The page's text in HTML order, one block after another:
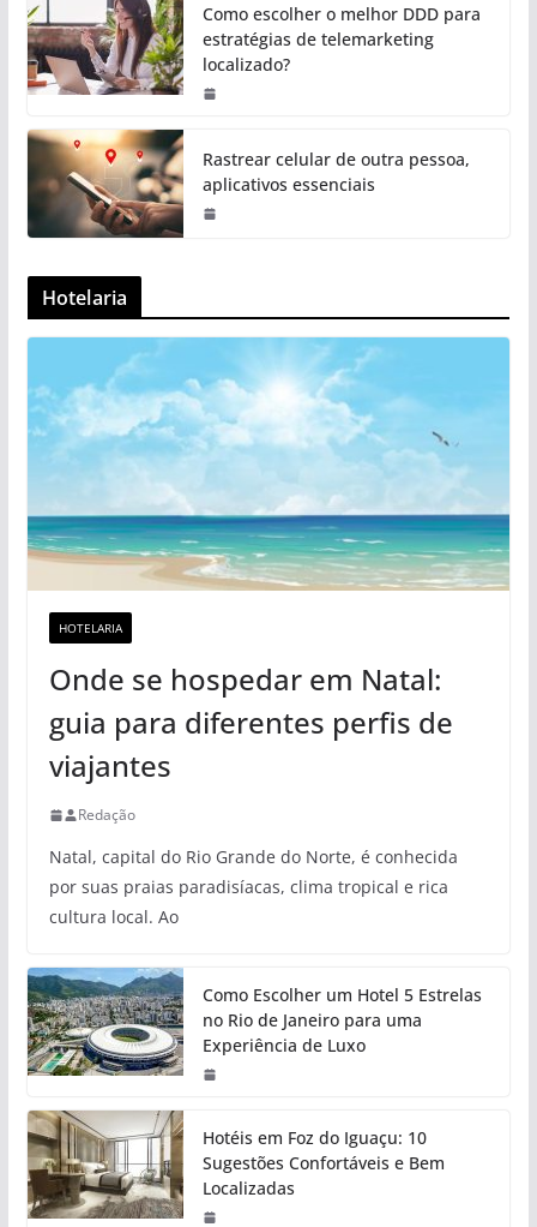
Como escolher o melhor DDD para
estratégias de telemarketing
localizado?
Rastrear celular de outra pessoa,
aplicativos essenciais
Hotelaria
HOTELARIA
Onde se hospedar em Natal:
guia para diferentes perfis de
viajantes
Redação
Natal, capital do Rio Grande do Norte, é conhecida
por suas praias paradisíacas, clima tropical e rica
cultura local. Ao
Como Escolher um Hotel 5 Estrelas
no Rio de Janeiro para uma
Experiência de Luxo
Hotéis em Foz do Iguaçu: 10
Sugestões Confortáveis e Bem
Localizadas